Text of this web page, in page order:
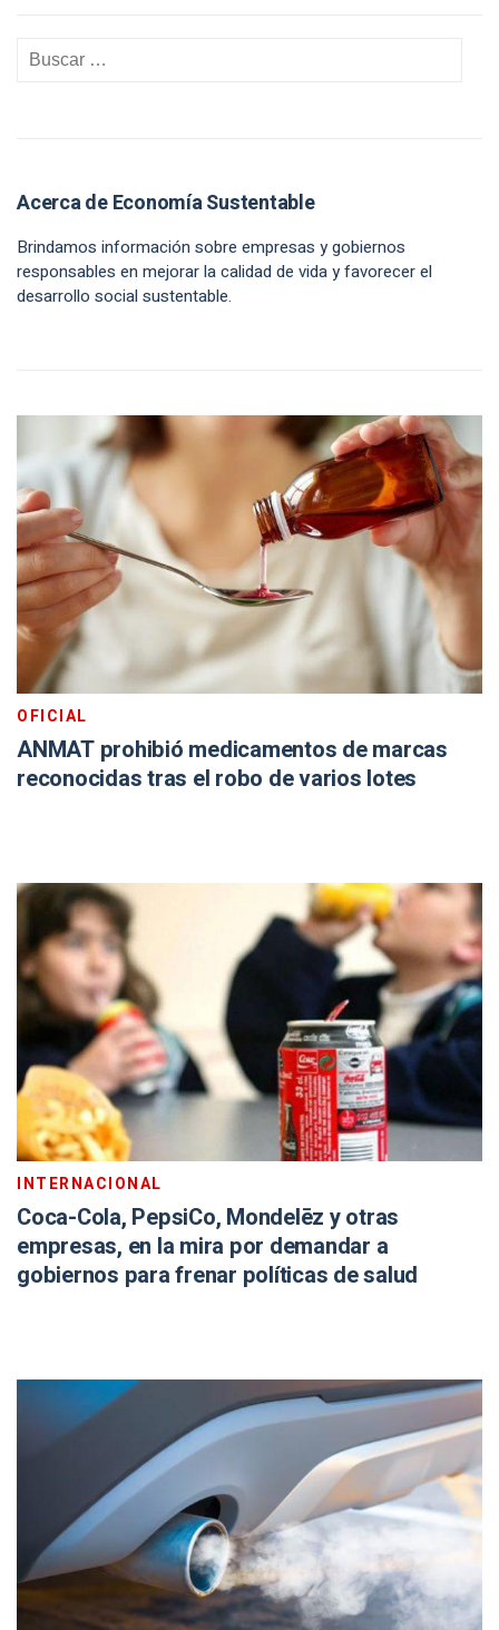
Acerca de Economía Sustentable
Brindamos información sobre empresas y gobiernos
responsables en mejorar la calidad de vida y favorecer el
desarrollo social sustentable.
OFICIAL
ANMAT prohibió medicamentos de marcas
reconocidas tras el robo de varios lotes
INTERNACIONAL
Coca-Cola, PepsiCo, Mondelēz y otras
empresas, en la mira por demandar a
gobiernos para frenar políticas de salud